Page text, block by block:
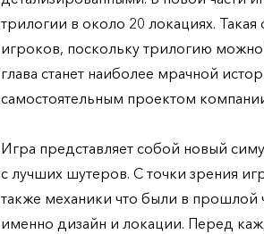
трилогии в около 20 локациях.
игроков, поскольку трилогию
глава станет наиболее мрачной
самостоятельным проектом
Игра представляет собой новый
с лучших шутеров. С точки зрения
также механики что были в прошлой
именно дизайн и локации. Перед